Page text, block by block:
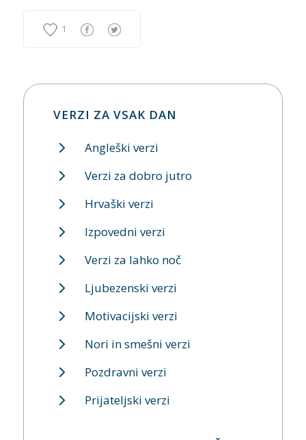
1
VERZI ZA VSAK DAN
Angleški verzi
Verzi za dobro jutro
Hrvaški verzi
Izpovedni verzi
Verzi za lahko noč
Ljubezenski verzi
Motivacijski verzi
Nori in smešni verzi
Pozdravni verzi
Prijateljski verzi